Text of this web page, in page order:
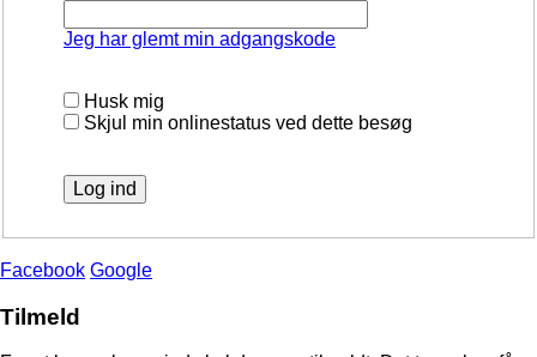
Jeg har glemt min adgangskode
Husk mig
Skjul min onlinestatus ved dette besøg
Facebook Google
Tilmeld